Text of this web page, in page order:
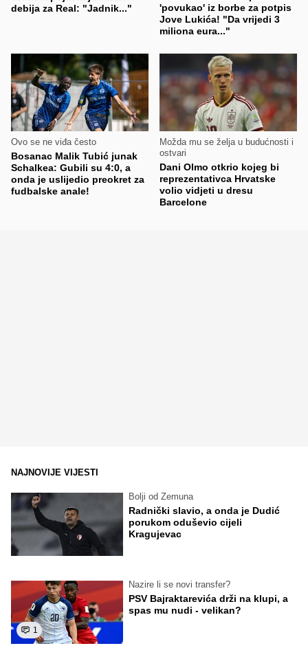
debija za Real: "Jadnik..."
'povukao' iz borbe za potpis
Jove Lukića! "Da vrijedi 3
miliona eura..."
Ovo se ne viđa često
Bosanac Malik Tubić junak
Schalkea: Gubili su 4:0, a
onda je uslijedio preokret za
fudbalske anale!
Možda mu se želja u budućnosti i
ostvari
Dani Olmo otkrio kojeg bi
reprezentativca Hrvatske
volio vidjeti u dresu
Barcelone
NAJNOVIJE VIJESTI
Bolji od Zemuna
Radnički slavio, a onda je Dudić
porukom oduševio cijeli
Kragujevac
1
Nazire li se novi transfer?
PSV Bajraktarevića drži na klupi, a
spas mu nudi - velikan?